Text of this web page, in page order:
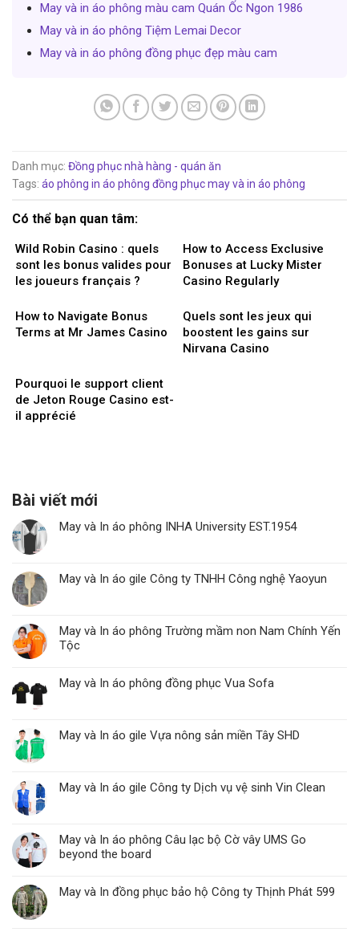
May và in áo phông màu cam Quán Ốc Ngon 1986
May và in áo phông Tiệm Lemai Decor
May và in áo phông đồng phục đẹp màu cam
Danh mục: Đồng phục nhà hàng - quán ăn
Tags: áo phông in áo phông đồng phụcmay và in áo phông
Có thể bạn quan tâm:
Wild Robin Casino : quels
sont les bonus valides pour
les joueurs français ?
How to Access Exclusive
Bonuses at Lucky Mister
Casino Regularly
How to Navigate Bonus
Terms at Mr James Casino
Quels sont les jeux qui
boostent les gains sur
Nirvana Casino
Pourquoi le support client
de Jeton Rouge Casino est-
il apprécié
Bài viết mới
May và In áo phông INHA University EST.1954
May và In áo gile Công ty TNHH Công nghệ Yaoyun
May và In áo phông Trường mầm non Nam Chính Yến
Tộc
May và In áo phông đồng phục Vua Sofa
May và In áo gile Vựa nông sản miền Tây SHD
May và In áo gile Công ty Dịch vụ vệ sinh Vin Clean
May và In áo phông Câu lạc bộ Cờ vây UMS Go
beyond the board
May và In đồng phục bảo hộ Công ty Thịnh Phát 599